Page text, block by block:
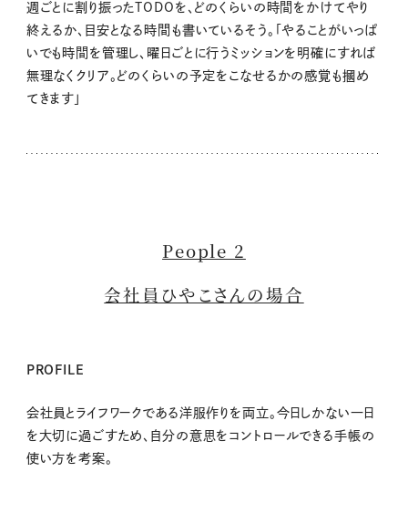
週ごとに割り振ったTODOを、どのくらいの時間をかけてやり
終えるか、目安となる時間も書いているそう。「やることがいっぱ
いでも時間を管理し、曜日ごとに行うミッションを明確にすれば
無理なくクリア。どのくらいの予定をこなせるかの感覚も摑め
てきます」
People 2
会社員ひやこさんの場合
PROFILE
会社員とライフワークである洋服作りを両立。今日しかない一日
を大切に過ごすため、自分の意思をコントロールできる手帳の
使い方を考案。